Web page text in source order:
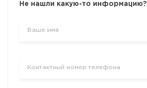
Не нашли какую-то информацию?